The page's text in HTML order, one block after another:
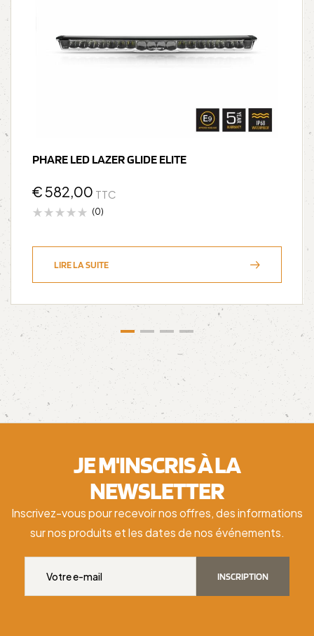
PHARE LED LAZER GLIDE ELITE
€582,00 TTC
(0)
LIRE LA SUITE
JE M'INSCRIS À LA
NEWSLETTER
Inscrivez-vous pour recevoir nos offres, des informations
sur nos produits et les dates de nos événements.
INSCRIPTION